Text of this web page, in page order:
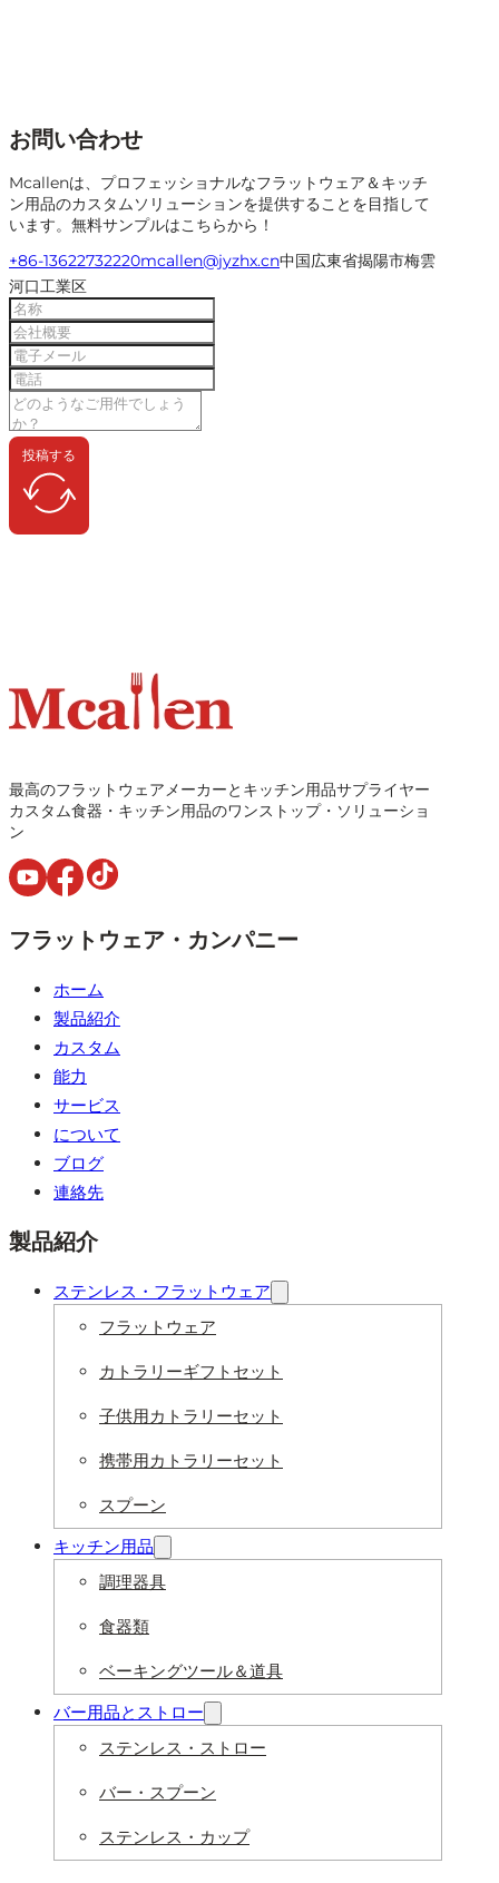
お問い合わせ
Mcallenは、プロフェッショナルなフラットウェア＆キッチ
ン用品のカスタムソリューションを提供することを目指して
います。無料サンプルはこちらから！
+86-13622732220mcallen@jyzhx.cn中国広東省揭陽市梅雲
河口工業区
投稿する
最高のフラットウェアメーカーとキッチン用品サプライヤー
カスタム食器・キッチン用品のワンストップ・ソリューショ
ン
フラットウェア・カンパニー
ホーム
製品紹介
カスタム
能力
サービス
について
ブログ
連絡先
製品紹介
ステンレス・フラットウェア
フラットウェア
カトラリーギフトセット
子供用カトラリーセット
携帯用カトラリーセット
スプーン
キッチン用品
調理器具
食器類
ベーキングツール＆道具
バー用品とストロー
ステンレス・ストロー
バー・スプーン
ステンレス・カップ